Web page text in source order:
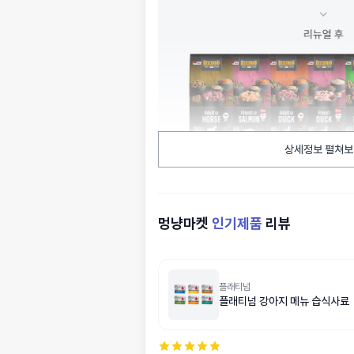
상세정보 펼쳐
멍냥마켓 인기제품 리뷰
플래티넘
플래티넘 강아지 메뉴 습식사료